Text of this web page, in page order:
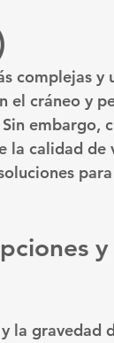
complejas y
el cráneo y
embargo,
la calidad de
y
la gravedad